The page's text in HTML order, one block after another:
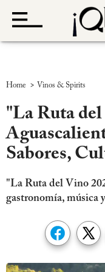
Home > Vinos & Spirits
"La Ruta
Sabores,
"La Ruta del Vino
gastronomía, música